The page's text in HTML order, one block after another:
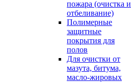
пожара (очистка и
отбеливание)
Полимерные
защитные
покрытия для
полов
Для очистки от
мазута, битума,
масло-жировых